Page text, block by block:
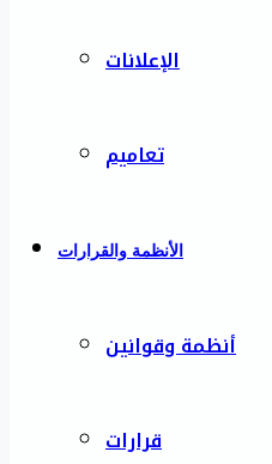
الإعلانات
تعاميم
الأنظمة والقرارات
أنظمة وقوانين
قرارات